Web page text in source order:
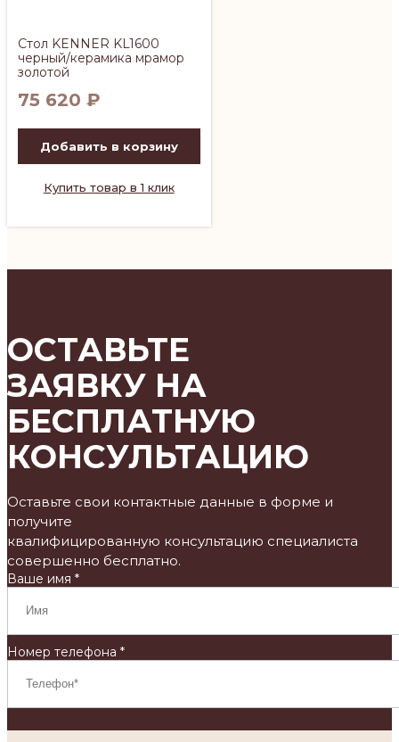
Стол KENNER KL1600
черный/керамика мрамор
золотой
75 620 ₽
Добавить в корзину
Купить товар в 1 клик
ОСТАВЬТЕ
ЗАЯВКУ НА
БЕСПЛАТНУЮ
КОНСУЛЬТАЦИЮ
Оставьте свои контактные данные в форме и
получите
квалифицированную консультацию специалиста
совершенно бесплатно.
Ваше имя *
Номер телефона *